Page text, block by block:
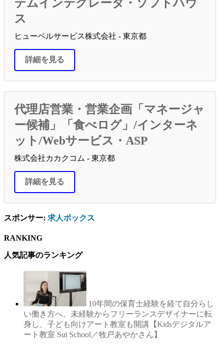
テムインテグレータ・ソフトハウ
ス
ヒューベルサービス株式会社 - 東京都
詳細を見る
代理店営業・営業企画「マネージャ
ー候補」「食べログ」/インターネ
ット/Webサービス・ASP
株式会社カカクコム - 東京都
詳細を見る
スポンサー: 求人ボックス
RANKING
人気記事のランキング
10年間の保育士経験を経て自分らし
い働き方へ。未経験からフリーランスデザイナーに転
身し、子ども向けアート教室も開講【Kidsデジタルア
ート教室 Sui School／牧戸あやかさん】